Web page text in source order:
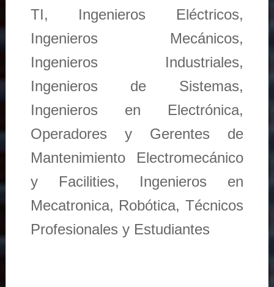
TI, Ingenieros Eléctricos,
Ingenieros Mecánicos,
Ingenieros Industriales,
Ingenieros de Sistemas,
Ingenieros en Electrónica,
Operadores y Gerentes de
Mantenimiento Electromecánico
y Facilities, Ingenieros en
Mecatronica, Robótica, Técnicos
Profesionales y Estudiantes